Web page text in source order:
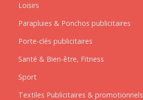
Loisirs
Parapluies & Ponchos publicitaires
Porte-clés publicitaires
Santé & Bien-être, Fitness
Sport
Textiles Publicitaires & promotionnels